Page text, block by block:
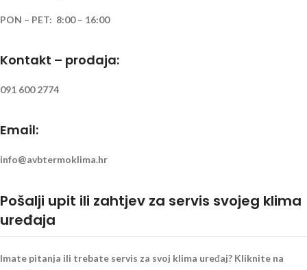
PON – PET: 8:00 – 16:00
Kontakt – prodaja:
091 600 2774
Email:
info@avbtermoklima.hr
Pošalji upit ili zahtjev za servis svojeg klima
uređaja
Imate pitanja ili trebate servis za svoj klima uređaj? Kliknite na